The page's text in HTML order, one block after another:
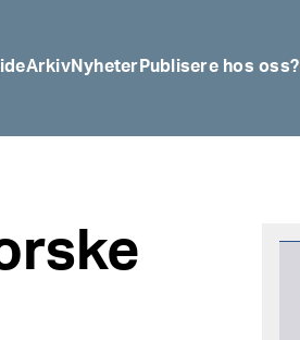
ArkivNyheter Publisere hos oss?